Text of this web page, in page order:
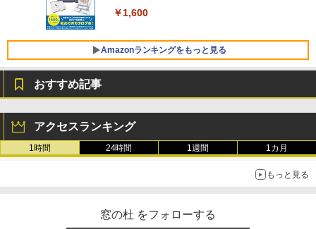
FMV ノートパソコン WE1-K3 (MS 365 P
ersonal/Copilotキー搭載/Win 11/15.6型/
Core i5/16GB/SSD 512GB/ホワイト) FM
VWK3E15W_AZ
￥139,880
￥1,600
Amazonランキングをもっと見る
ない、大きな画面で読みやすい、6週間持
続バッテリー、6インチディスプレイ電子
書籍リーダー、マッチャ、16GB、広告な
し
Kindle Paperwhite シグニチャーエディ
おすすめ記事
アクセスランキング
1時間 24時間 1週間 1カ月
もっと見る
窓の杜 をフォローする